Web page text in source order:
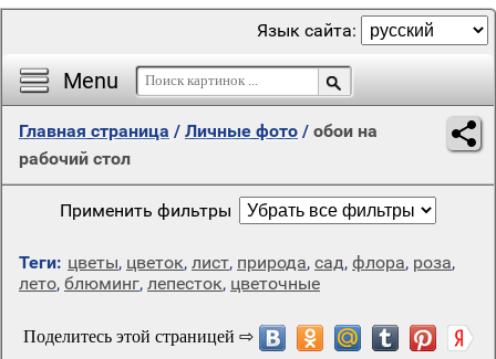
Menu
Язык сайта:
Главная страница / Личные фото / обои на
рабочий стол
Применить фильтры
Теги: цветы, цветок, лист, природа, сад, флора, роза,
лето, блюминг, лепесток, цветочные